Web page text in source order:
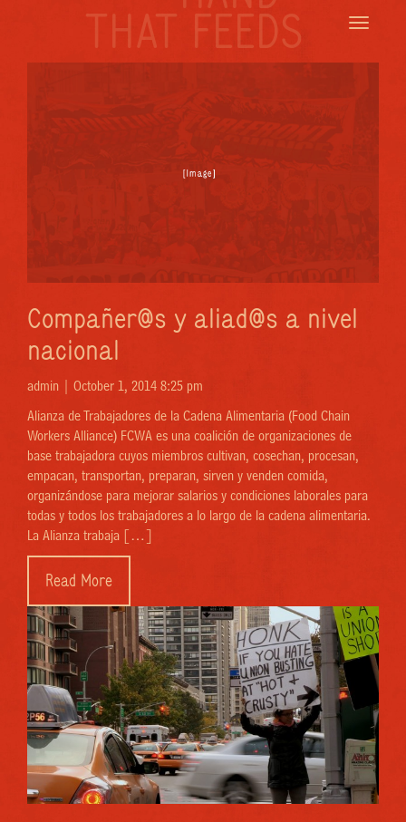
Toggle
THAT FEEDS
Compañer@s y aliad@s a nivel
nacional
admin | October 1, 2014 8:25 pm
Alianza de Trabajadores de la Cadena Alimentaria (Food Chain
Workers Alliance) FCWA es una coalición de organizaciones de
base trabajadora cuyos miembros cultivan, cosechan, procesan,
empacan, transportan, preparan, sirven y venden comida,
organizándose para mejorar salarios y condiciones laborales para
todas y todos los trabajadores a lo largo de la cadena alimentaria.
La Alianza trabaja […]
Read More